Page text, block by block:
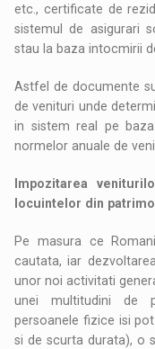
etc., certificate de
sistemul de asigurari
stau la baza intocmirii
Astfel de documente
de venituri unde
in sistem real pe
normelor anuale de
Impozitarea
locuintelor din
Pe masura ce
cautata, iar
unor noi activitati
unei multitudini de
persoanele fizice isi
si de scurta durata), o